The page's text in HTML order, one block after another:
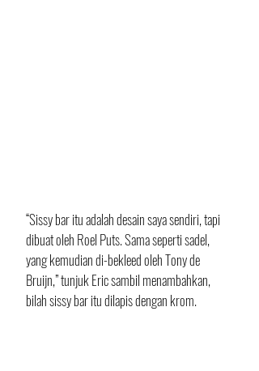
“Sissy bar itu adalah desain saya sendiri, tapi
dibuat oleh Roel Puts. Sama seperti sadel,
yang kemudian di-bekleed oleh Tony de
Bruijn,” tunjuk Eric sambil menambahkan,
bilah sissy bar itu dilapis dengan krom.